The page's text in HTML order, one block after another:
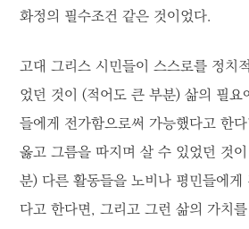
화정의 필수조건 같은 것이었다.
고대 그리스 시민들이 스스로를 정치
었던 것이 (적어도 큰 부분) 삶의 필
들에게 전가함으로써 가능했다고 한
옳고 그름을 따지며 살 수 있었던 것
분) 다른 활동들을 노비나 평민들에
다고 한다면, 그리고 그런 삶의 가치